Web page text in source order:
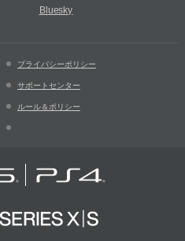
Bluesky
プライバシーポリシー
サポートセンター
ルール＆ポリシー